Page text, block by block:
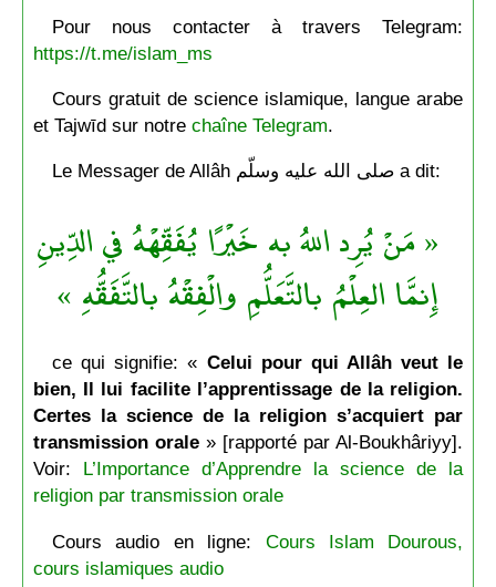
Pour nous contacter à travers Telegram:
https://t.me/islam_ms
Cours gratuit de science islamique, langue arabe
et Tajwīd sur notre chaîne Telegram.
Le Messager de Allâh صلى الله عليه وسلّم a dit:
« مَنْ يُرِد اللهُ به خَيْرًا يُفَقِّهْهُ في الدِّينِ
إِنمَّا العِلْمُ بالتَّعَلُّمِ والْفِقْهُ بالتَّفَقُّهِ »
ce qui signifie: « Celui pour qui Allâh veut le
bien, Il lui facilite l’apprentissage de la religion.
Certes la science de la religion s’acquiert par
transmission orale» [rapporté par Al-Boukhâriyy].
Voir: L’Importance d’Apprendre la science de la
religion par transmission orale
Cours audio en ligne: Cours Islam Dourous,
cours islamiques audio